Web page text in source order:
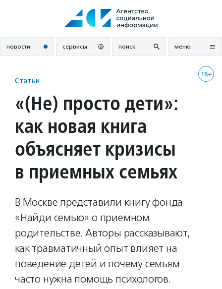
новости сервисы поиск меню
18+
Статьи
«(Не) просто дети»:
как новая книга
объясняет кризисы
в приемных семьях
В Москве представили книгу фонда
«Найди семью» о приемном
родительстве. Авторы рассказывают,
как травматичный опыт влияет на
поведение детей и почему семьям
часто нужна помощь психологов.